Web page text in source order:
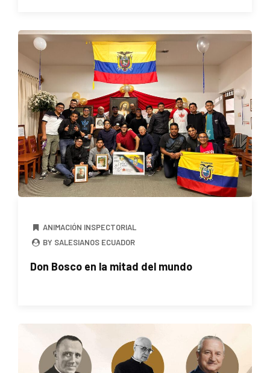
ANIMACIÓN INSPECTORIAL
BY SALESIANOS ECUADOR
Don Bosco en la mitad del mundo